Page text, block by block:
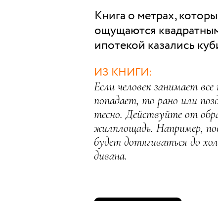
Книга о метрах,
ощущаются
ипотекой казались
Если человек занимает
попадает, то рано или
тесно. Действуйте от
жилплощадь. Например,
будет дотягиваться до
дивана.
ИЗ КНИГИ: